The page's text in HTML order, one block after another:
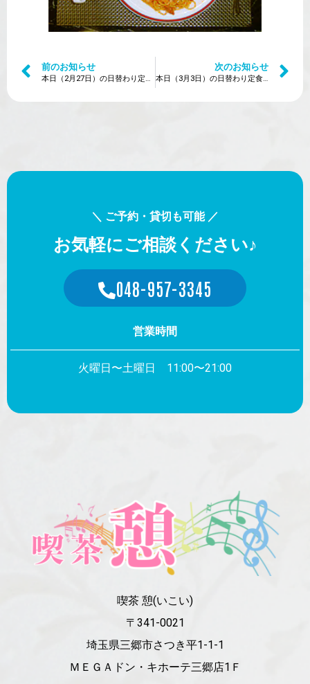
前のお知らせ
本日（2月27日）の日替わり定食は？
次のお知らせ
本日（3月3日）の日替わり定食は？
＼ ご予約・貸切も可能 ／
お気軽にご相談ください♪
048-957-3345
営業時間
火曜日〜土曜日 11:00〜21:00
喫茶 憩(いこい)
〒341-0021
埼玉県三郷市さつき平1-1-1
ＭＥＧＡドン・キホーテ三郷店1Ｆ